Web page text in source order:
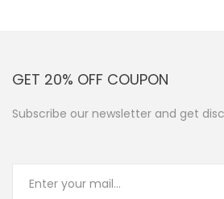
GET 20% OFF COUPON
Subscribe our newsletter and get